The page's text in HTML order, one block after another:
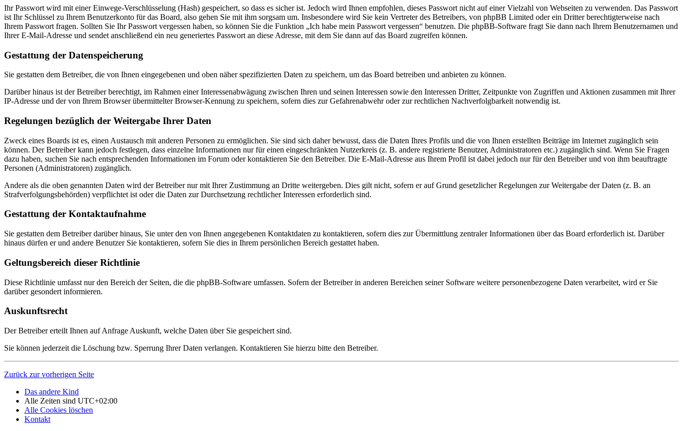
Ihr Passwort wird mit einer Einwege-Verschlüsselung (Hash) gespeichert, so dass es sicher ist. Jedoch wird Ihnen empfohlen, dieses Passwort nicht auf einer Vielzahl von Webseiten zu verwenden. Das Passwort
ist Ihr Schlüssel zu Ihrem Benutzerkonto für das Board, also gehen Sie mit ihm sorgsam um. Insbesondere wird Sie kein Vertreter des Betreibers, von phpBB Limited oder ein Dritter berechtigterweise nach
Ihrem Passwort fragen. Sollten Sie Ihr Passwort vergessen haben, so können Sie die Funktion „Ich habe mein Passwort vergessen“ benutzen. Die phpBB-Software fragt Sie dann nach Ihrem Benutzernamen und
Ihrer E-Mail-Adresse und sendet anschließend ein neu generiertes Passwort an diese Adresse, mit dem Sie dann auf das Board zugreifen können.
Gestattung der Datenspeicherung
Sie gestatten dem Betreiber, die von Ihnen eingegebenen und oben näher spezifizierten Daten zu speichern, um das Board betreiben und anbieten zu können.
Darüber hinaus ist der Betreiber berechtigt, im Rahmen einer Interessenabwägung zwischen Ihren und seinen Interessen sowie den Interessen Dritter, Zeitpunkte von Zugriffen und Aktionen zusammen mit Ihrer
IP-Adresse und der von Ihrem Browser übermittelter Browser-Kennung zu speichern, sofern dies zur Gefahrenabwehr oder zur rechtlichen Nachverfolgbarkeit notwendig ist.
Regelungen bezüglich der Weitergabe Ihrer Daten
Zweck eines Boards ist es, einen Austausch mit anderen Personen zu ermöglichen. Sie sind sich daher bewusst, dass die Daten Ihres Profils und die von Ihnen erstellten Beiträge im Internet zugänglich sein
können. Der Betreiber kann jedoch festlegen, dass einzelne Informationen nur für einen eingeschränkten Nutzerkreis (z. B. andere registrierte Benutzer, Administratoren etc.) zugänglich sind. Wenn Sie Fragen
dazu haben, suchen Sie nach entsprechenden Informationen im Forum oder kontaktieren Sie den Betreiber. Die E-Mail-Adresse aus Ihrem Profil ist dabei jedoch nur für den Betreiber und von ihm beauftragte
Personen (Administratoren) zugänglich.
Andere als die oben genannten Daten wird der Betreiber nur mit Ihrer Zustimmung an Dritte weitergeben. Dies gilt nicht, sofern er auf Grund gesetzlicher Regelungen zur Weitergabe der Daten (z. B. an
Strafverfolgungsbehörden) verpflichtet ist oder die Daten zur Durchsetzung rechtlicher Interessen erforderlich sind.
Gestattung der Kontaktaufnahme
Sie gestatten dem Betreiber darüber hinaus, Sie unter den von Ihnen angegebenen Kontaktdaten zu kontaktieren, sofern dies zur Übermittlung zentraler Informationen über das Board erforderlich ist. Darüber
hinaus dürfen er und andere Benutzer Sie kontaktieren, sofern Sie dies in Ihrem persönlichen Bereich gestattet haben.
Geltungsbereich dieser Richtlinie
Diese Richtlinie umfasst nur den Bereich der Seiten, die die phpBB-Software umfassen. Sofern der Betreiber in anderen Bereichen seiner Software weitere personenbezogene Daten verarbeitet, wird er Sie
darüber gesondert informieren.
Auskunftsrecht
Der Betreiber erteilt Ihnen auf Anfrage Auskunft, welche Daten über Sie gespeichert sind.
Sie können jederzeit die Löschung bzw. Sperrung Ihrer Daten verlangen. Kontaktieren Sie hierzu bitte den Betreiber.
Zurück zur vorherigen Seite
Das andere Kind
Alle Zeiten sind UTC+02:00
Alle Cookies löschen
Kontakt